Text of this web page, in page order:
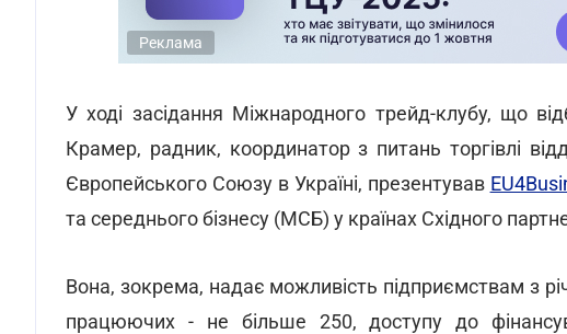
Реклама
У ході засідання Міжнародного трейд-клубу, що
Крамер, радник, координатор з питань торгівлі
Європейського Союзу в Україні, презентував
та середнього бізнесу (МСБ) у країнах Східного
Вона, зокрема, надає можливість підприємствам з
працюючих - не більше 250, доступу до